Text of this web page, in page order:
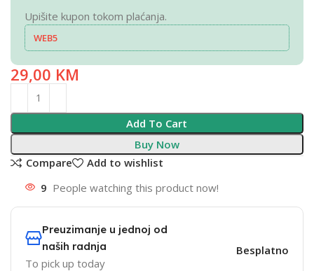
Upišite kupon tokom plaćanja.
WEB5
29,00 KM
Add To Cart
Buy Now
Compare
Add to wishlist
9 People watching this product now!
Preuzimanje u jednoj od
naših radnja
To pick up today
Besplatno